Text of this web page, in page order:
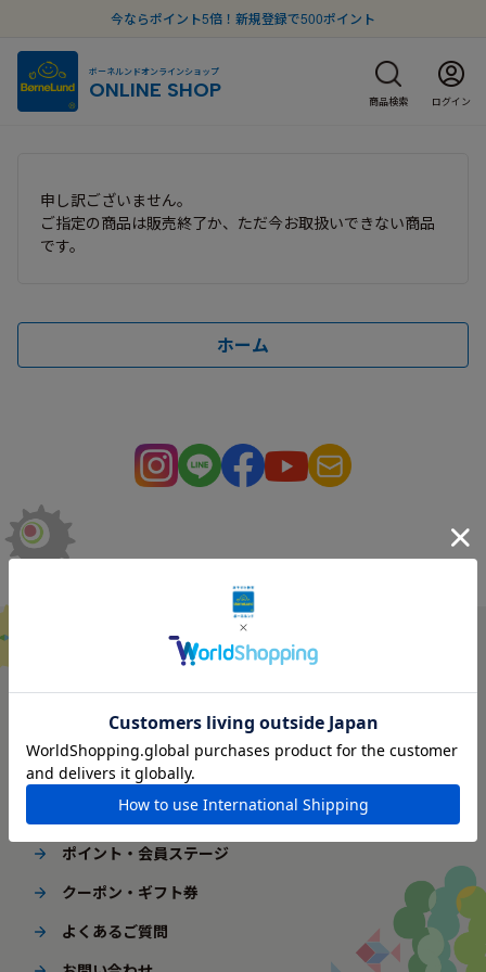
今ならポイント5倍！新規登録で500ポイント
ボーネルンドオンラインショップ
ONLINE SHOP 商品検索 ログイン
申し訳ございません。
ご指定の商品は販売終了か、ただ今お取扱いできない商品
です。
ホーム
ご利用ガイド
はじめてご利用の方へ
配送・送料
ギフト包装
ポイント・会員ステージ
クーポン・ギフト券
よくあるご質問